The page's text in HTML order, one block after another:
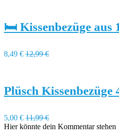
🛏️ Kissenbezüge aus
8,49 € 12,99 €
Plüsch
5,00 € 11,99 €
Hier könnte dein Kommentar stehen